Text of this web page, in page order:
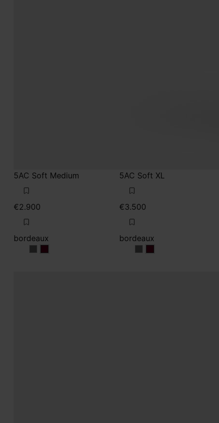
5AC Soft Medium
€2.900
bordeaux
bordeaux
bordeaux
5AC Soft XL
€3.500
bordeaux
bordeaux
bordeaux